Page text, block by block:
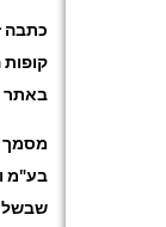
כתבה
קופות
באתר
מסמך
בע"מ